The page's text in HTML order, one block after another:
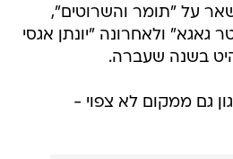
על "תומר והשרוטים",
גאגא" ולאחרונה "יונתן אגסי
בשנה שעברה.
גם ממקום לא צפוי -